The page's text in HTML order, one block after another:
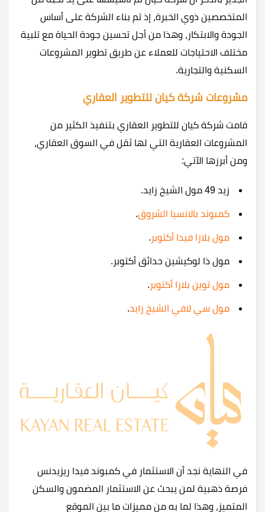
المتخصصين ذوي الخبرة، إذ تم بناء الشركة على أساس
الجودة والابتكار، وهذا من أجل تحسين جودة الحياة مع تلبية
مختلف الاحتياجات للعملاء عن طريق تطوير المشروعات
السكنية والتجارية.
مشروعات شركة كيان للتطوير العقاري
قامت شركة كيان للتطوير العقاري بتنفيذ الكثير من
المشروعات العقارية التي لها ثقل في السوق العقاري،
ومن أبرزها الآتي:
زيد 49 مول الشيخ زايد.
كمبوند بالانسيا الشروق.
مول بلازا فيدا أكتوبر .
مول ذا لوكيشين حدائق أكتوبر.
مول توين بلازا أكتوبر .
مول سي لافي الشيخ زايد.
في النهاية نجد أن الاستثمار في كمبوند فيدا ريزيدنس
فرصة ذهبية لمن يبحث عن الاستثمار المضمون والسكن
المتميز، وهذا لما به من مميزات ما بين الموقع